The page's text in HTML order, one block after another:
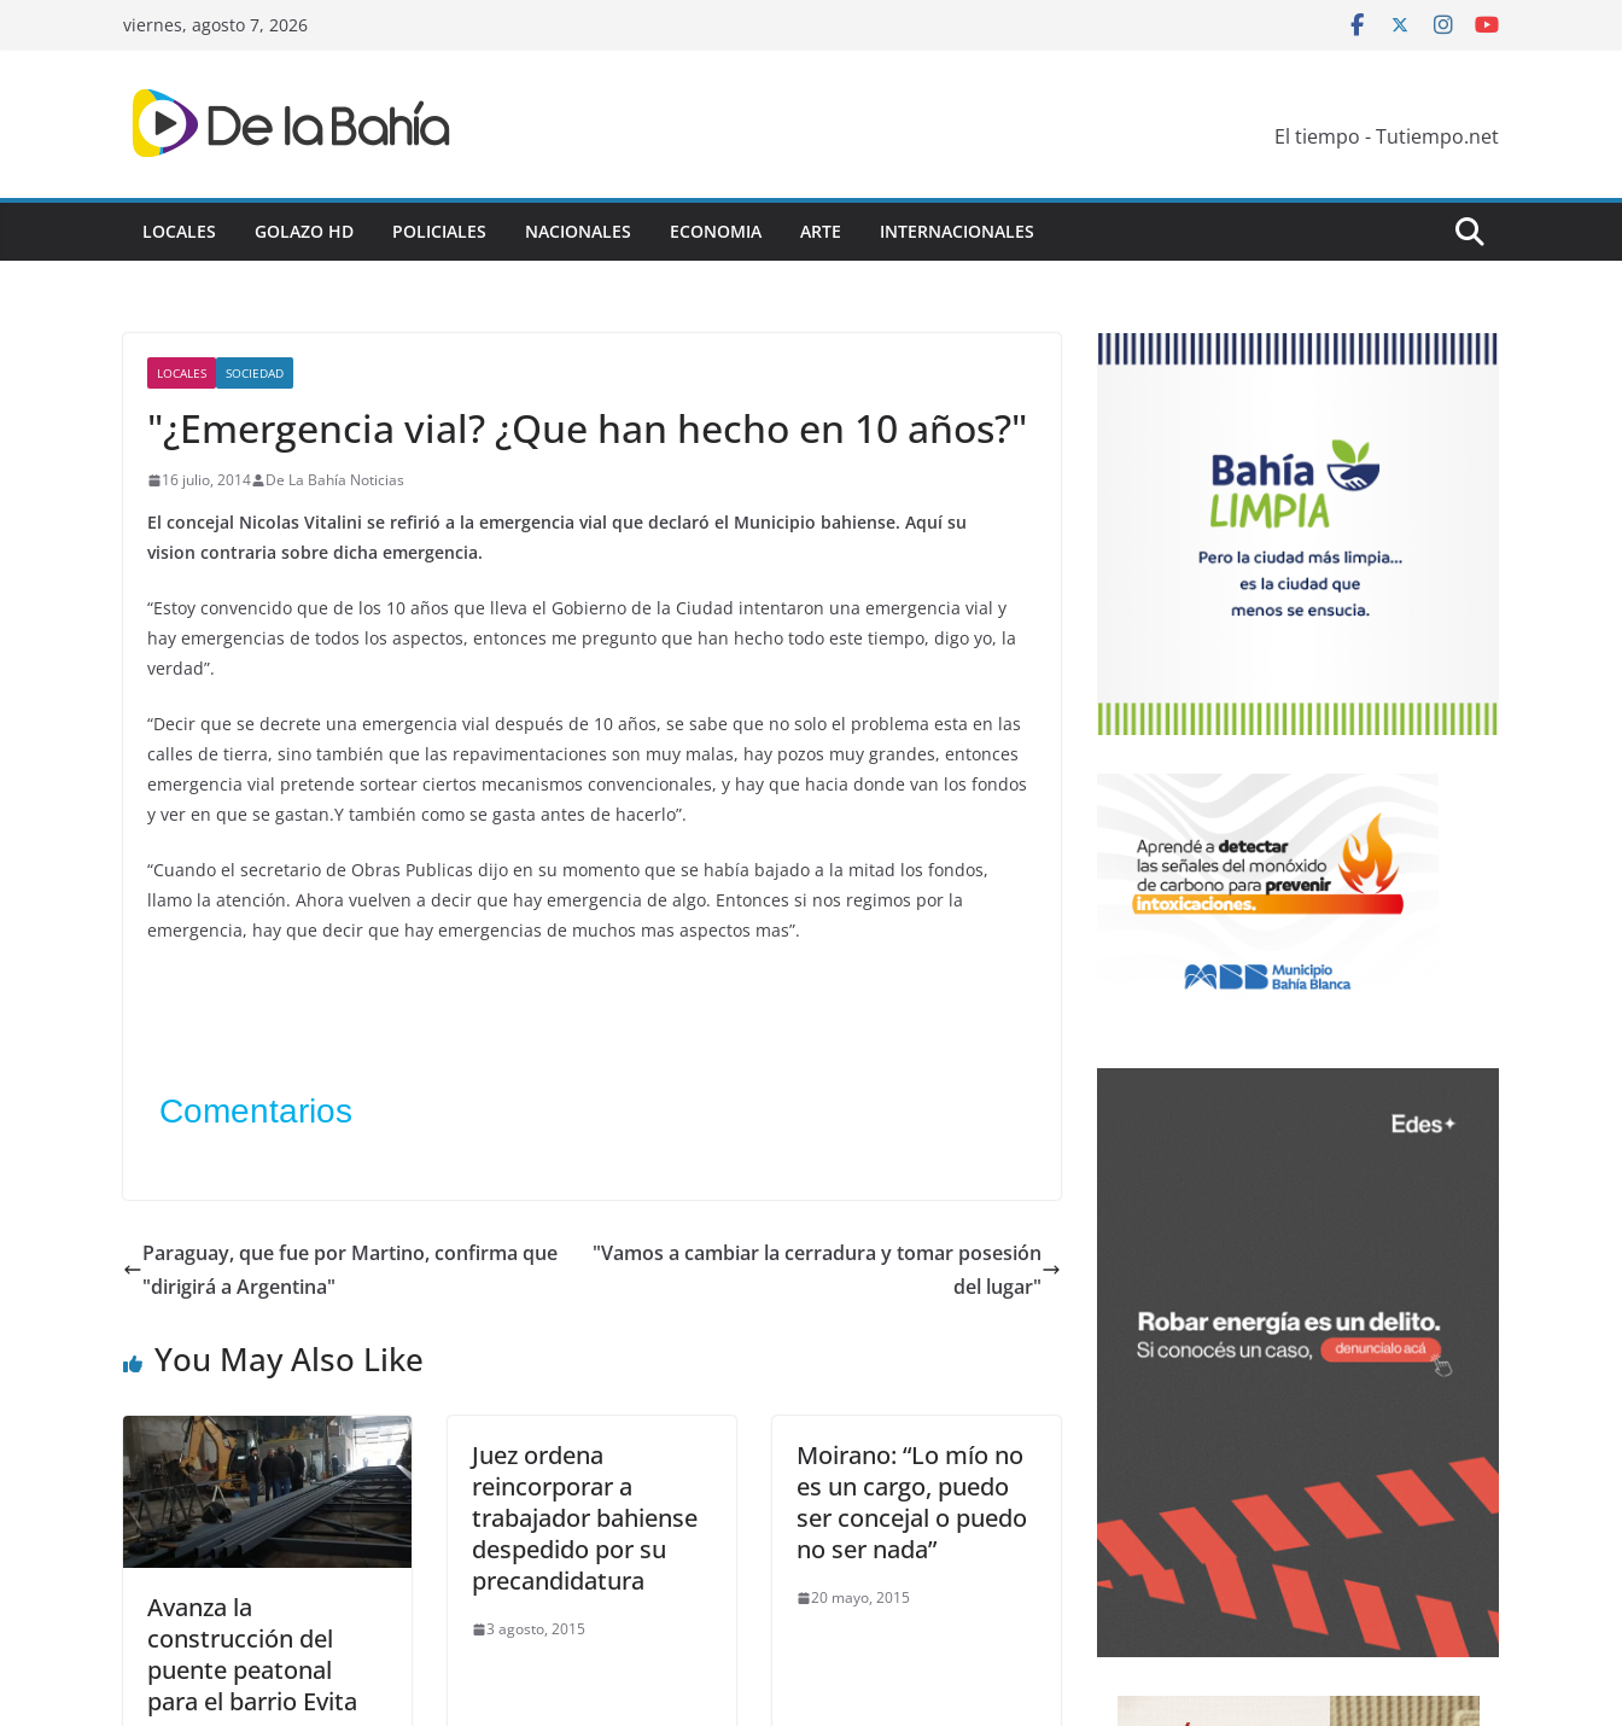
viernes, agosto 7, 2026
El tiempo - Tutiempo.net
LOCALES GOLAZO HD POLICIALES NACIONALES ECONOMIA ARTE INTERNACIONALES
LOCALES SOCIEDAD
"¿Emergencia vial? ¿Que han hecho en 10 años?"
16 julio, 2014 De La Bahía Noticias
El concejal Nicolas Vitalini se refirió a la emergencia vial que declaró el Municipio bahiense. Aquí su
vision contraria sobre dicha emergencia.
“Estoy convencido que de los 10 años que lleva el Gobierno de la Ciudad intentaron una emergencia vial y
hay emergencias de todos los aspectos, entonces me pregunto que han hecho todo este tiempo, digo yo, la
verdad”.
“Decir que se decrete una emergencia vial después de 10 años, se sabe que no solo el problema esta en las
calles de tierra, sino también que las repavimentaciones son muy malas, hay pozos muy grandes, entonces
emergencia vial pretende sortear ciertos mecanismos convencionales, y hay que hacia donde van los fondos
y ver en que se gastan.Y también como se gasta antes de hacerlo”.
“Cuando el secretario de Obras Publicas dijo en su momento que se había bajado a la mitad los fondos,
llamo la atención. Ahora vuelven a decir que hay emergencia de algo. Entonces si nos regimos por la
emergencia, hay que decir que hay emergencias de muchos mas aspectos mas”.
Comentarios
Paraguay, que fue por Martino, confirma que
"dirigirá a Argentina"
"Vamos a cambiar la cerradura y tomar posesión
del lugar"
You May Also Like
Avanza la
construcción del
puente peatonal
para el barrio Evita
Juez ordena
reincorporar a
trabajador bahiense
despedido por su
precandidatura
3 agosto, 2015
Moirano: “Lo mío no
es un cargo, puedo
ser concejal o puedo
no ser nada”
20 mayo, 2015